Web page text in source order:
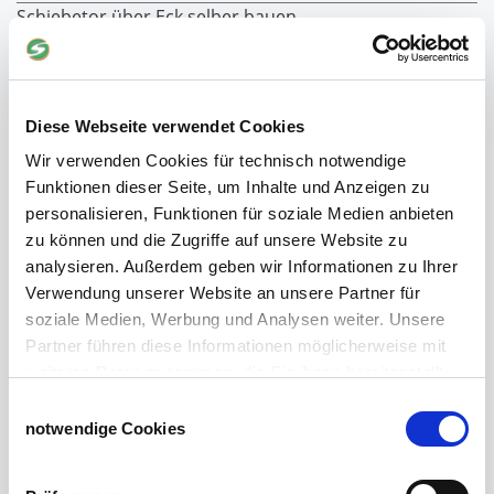
Diese Webseite verwendet Cookies
Wir verwenden Cookies für technisch notwendige
Funktionen dieser Seite, um Inhalte und Anzeigen zu
personalisieren, Funktionen für soziale Medien anbieten
zu können und die Zugriffe auf unsere Website zu
analysieren. Außerdem geben wir Informationen zu Ihrer
Verwendung unserer Website an unsere Partner für
soziale Medien, Werbung und Analysen weiter. Unsere
Partner führen diese Informationen möglicherweise mit
gesammelt haben.
notwendige Cookies
Schiebetor über Eck selber bauen
Planenhauben für Unterstände
Winter und Landwirtschaft
Windschutz Schiebetor
Windschutznetz für Pferdestall
FAQ Schiebetorbau
Schiebetor selbst bauen
Schiebetorrollen
Schiebebühne
Laufschiene und Rollapparate Typ 10
Laufschiene und Rollapparate Typ 30
Geburtshelfer-Produktvideo